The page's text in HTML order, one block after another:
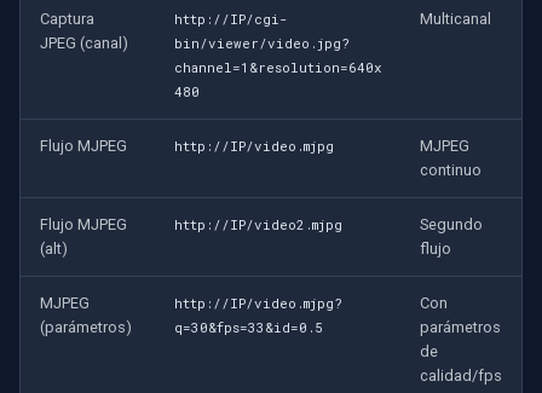
Captura
JPEG (canal)
http://IP/cgi-
bin/viewer/video.jpg?
channel=1&resolution=640x
480
Multicanal
Flujo MJPEG http://IP/video.mjpg
MJPEG
continuo
Flujo MJPEG
(alt)
http://IP/video2.mjpg
Segundo
flujo
MJPEG
(parámetros)
http://IP/video.mjpg?
q=30&fps=33&id=0.5
Con
parámetros
de
calidad/fps